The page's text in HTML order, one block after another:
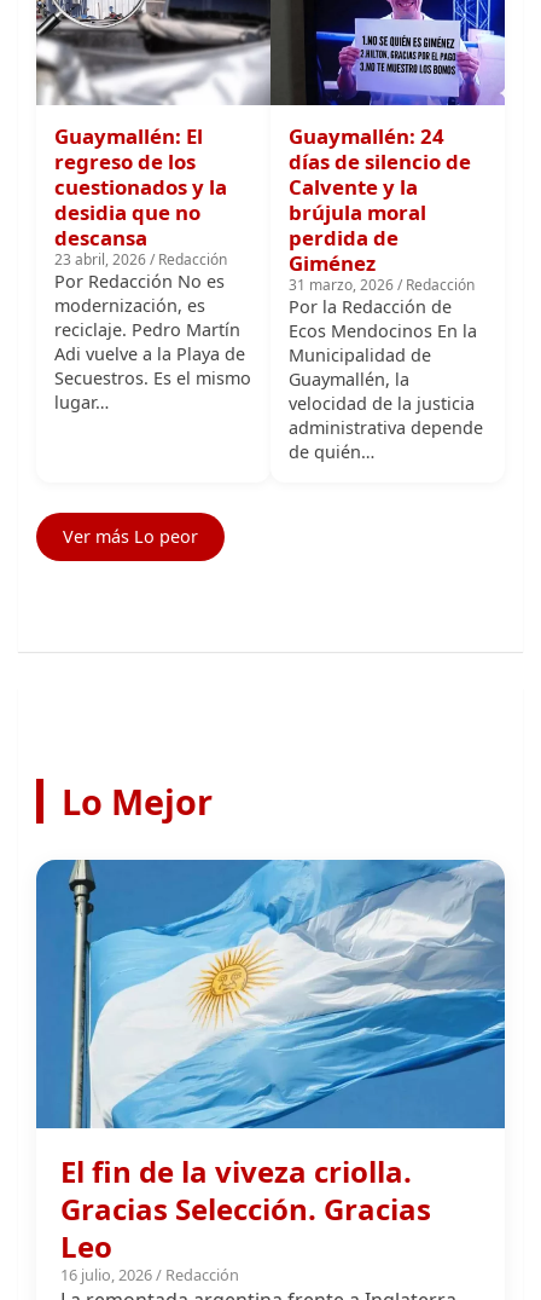
Guaymallén: El
regreso de los
cuestionados y la
desidia que no
descansa
23 abril, 2026 / Redacción
Por Redacción No es
modernización, es
reciclaje. Pedro Martín
Adi vuelve a la Playa de
Secuestros. Es el mismo
lugar…
Guaymallén: 24
días de silencio de
Calvente y la
brújula moral
perdida de
Giménez
31 marzo, 2026 / Redacción
Por la Redacción de
Ecos Mendocinos En la
Municipalidad de
Guaymallén, la
velocidad de la justicia
administrativa depende
de quién…
El fin de la viveza criolla.
Gracias Selección. Gracias
Leo
16 julio, 2026 / Redacción
La remontada argentina frente a Inglaterra
dejó una enseñanza colectiva: el esfuerzo
puede superar definitivamente nuestra